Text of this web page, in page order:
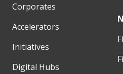
Corporates
Accelerators
Initiatives
Digital Hubs